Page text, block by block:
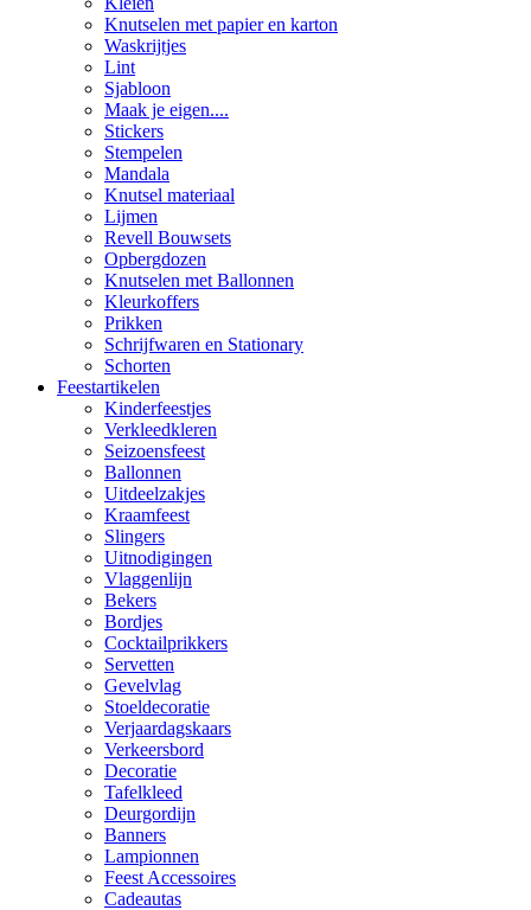
Knutselen met papier en karton
Waskrijtjes
Lint
Sjabloon
Maak je eigen....
Stickers
Stempelen
Mandala
Knutsel materiaal
Lijmen
Revell Bouwsets
Opbergdozen
Knutselen met Ballonnen
Kleurkoffers
Prikken
Schrijfwaren en Stationary
Schorten
Feestartikelen
Kinderfeestjes
Verkleedkleren
Seizoensfeest
Ballonnen
Uitdeelzakjes
Kraamfeest
Slingers
Uitnodigingen
Vlaggenlijn
Bekers
Bordjes
Cocktailprikkers
Servetten
Gevelvlag
Stoeldecoratie
Verjaardagskaars
Verkeersbord
Decoratie
Tafelkleed
Deurgordijn
Banners
Lampionnen
Feest Accessoires
Cadeautas